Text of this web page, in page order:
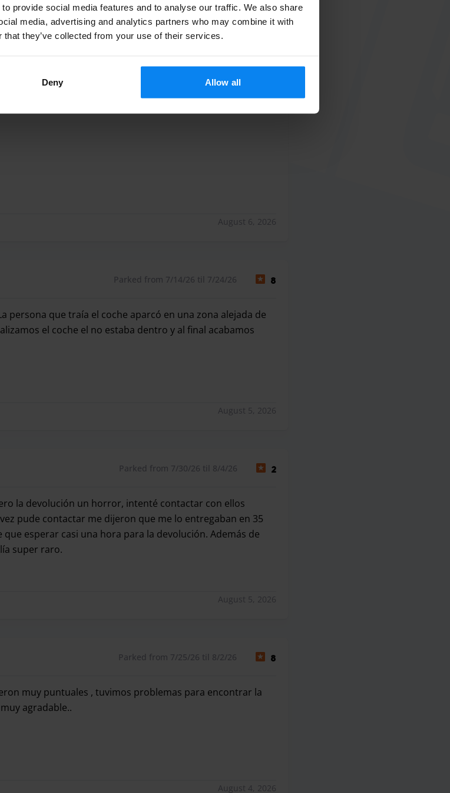
provide social media features and to analyse our traffic. We also share
media, advertising and analytics partners who may combine it with
they’ve collected from your use of their services.
Deny Allow all
at all times - Guard dogs for added
August 7, 2026
August 6, 2026
Parked from 7/14/26 til 7/24/26 8
persona que traía el coche aparcó en una zona alejada de
el coche el no estaba dentro y al final acabamos
August 5, 2026
Parked from 7/30/26 til 8/4/26 2
la devolución un horror, intenté contactar con ellos
pude contactar me dijeron que me lo entregaban en 35
esperar casi una hora para la devolución. Además de
super raro.
August 5, 2026
Parked from 7/25/26 til 8/2/26 8
muy puntuales , tuvimos problemas para encontrar la
agradable..
August 4, 2026